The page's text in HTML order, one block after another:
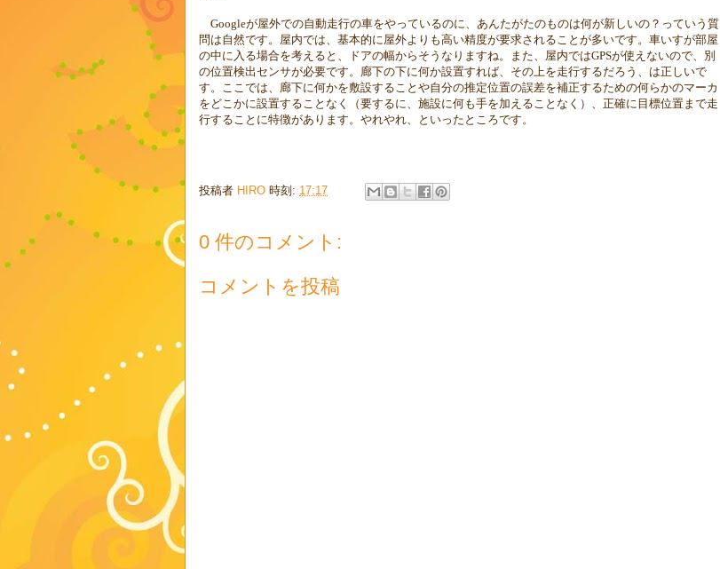
Googleが屋外での自動走行の車をやっているのに、あんたがたのものは何が新しいの？っていう質
問は自然です。屋内では、基本的に屋外よりも高い精度が要求されることが多いです。車いすが部屋
の中に入る場合を考えると、ドアの幅からそうなりますね。また、屋内ではGPSが使えないので、別
の位置検出センサが必要です。廊下の下に何か設置すれば、その上を走行するだろう、は正しいで
す。ここでは、廊下に何かを敷設することや自分の推定位置の誤差を補正するための何らかのマーカ
をどこかに設置することなく（要するに、施設に何も手を加えることなく）、正確に目標位置まで走
行することに特徴があります。やれやれ、といったところです。
投稿者 HIRO 時刻: 17:17
0 件のコメント:
コメントを投稿